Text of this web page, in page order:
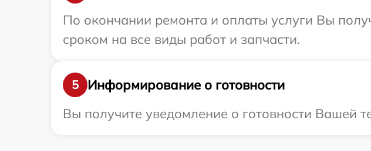
По окончании ремонта и оплаты услуги Вы
сроком на все виды работ и запчасти.
5
Информирование о готовности
Вы получите уведомление о готовности Вашей